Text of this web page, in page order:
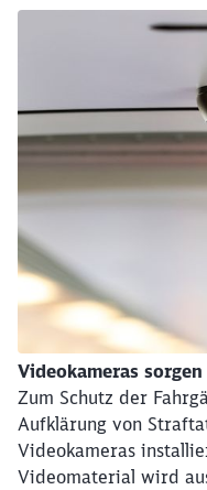
Videokameras
Zum Schutz der
Aufklärung von
Videokameras
Videomaterial wird